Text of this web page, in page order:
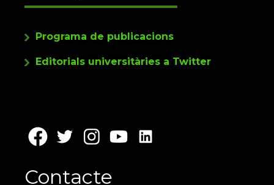
Programa de publicacions
Editorials universitàries a Twitter
Contacte